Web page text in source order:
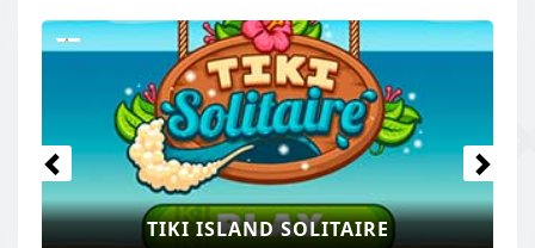
TIKI ISLAND SOLITAIRE
Tidigare Nästa